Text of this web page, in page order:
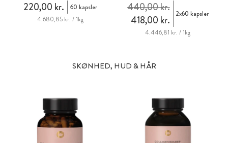
220,00 kr.
60 kapsler
4.680,85 kr. / 1kg
418,00 kr.
440,00 kr. 2x60 kapsler
4.446,81 kr. / 1kg
SKØNHED, HUD & HÅR